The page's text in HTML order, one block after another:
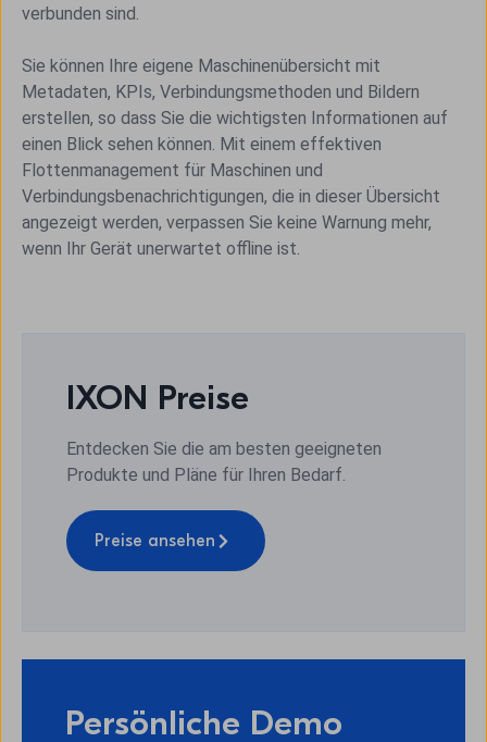
verbunden sind.
Sie können Ihre eigene Maschinenübersicht mit
Metadaten, KPIs, Verbindungsmethoden und Bildern
erstellen, so dass Sie die wichtigsten Informationen auf
einen Blick sehen können. Mit einem effektiven
Flottenmanagement für Maschinen und
Verbindungsbenachrichtigungen, die in dieser Übersicht
angezeigt werden, verpassen Sie keine Warnung mehr,
wenn Ihr Gerät unerwartet offline ist.
IXON Preise
Entdecken Sie die am besten geeigneten
Produkte und Pläne für Ihren Bedarf.
Preise ansehen
Persönliche Demo